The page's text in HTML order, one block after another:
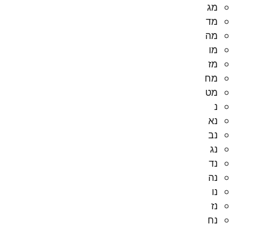
מג
מד
מה
מו
מז
מח
מט
נ
נא
נב
נג
נד
נה
נו
נז
נח